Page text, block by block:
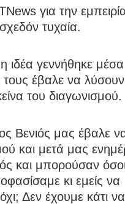
για την
τυχαία.
ιδέα γεννήθηκε
έβαλε να
του διαγωνισμού.
Βενιός μας έβαλε
και μετά μας
και μπορούσαν
κι εμείς να
Δεν έχουμε κάτι